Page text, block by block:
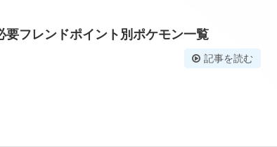
要フレンドポイント別ポケモン一覧
記事を読む